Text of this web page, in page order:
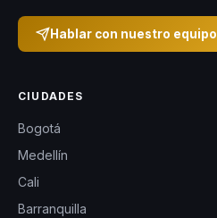
Hablar con nuestro equipo
CIUDADES
Bogotá
Medellín
Cali
Barranquilla